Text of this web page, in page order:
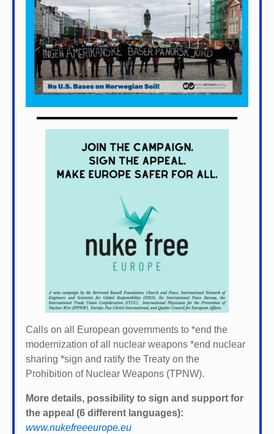
Calls on all European governments to *end the
modernization of all nuclear weapons *end nuclear
sharing *sign and ratify the Treaty on the
Prohibition of Nuclear Weapons (TPNW).
More details, possibility to sign and support for
the appeal (6 different languages):
www.nukefreeeurope.eu